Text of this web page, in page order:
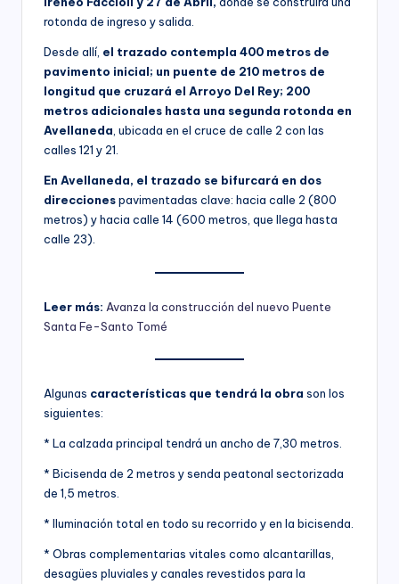
rotonda de ingreso y salida.
Desde allí, el trazado contempla 400 metros de
pavimento inicial; un puente de 210 metros de
longitud que cruzará el Arroyo Del Rey; 200
metros adicionales hasta una segunda rotonda en
Avellaneda, ubicada en el cruce de calle 2 con las
calles 121 y 21.
En Avellaneda, el trazado se bifurcará en dos
direccionespavimentadas clave: hacia calle 2 (800
metros) y hacia calle 14 (600 metros, que llega hasta
calle 23).
Leer más: Avanza la construcción del nuevo Puente
Santa Fe-Santo Tomé
Algunas características que tendrá la obra son los
siguientes:
* La calzada principal tendrá un ancho de 7,30 metros.
* Bicisenda de 2 metros y senda peatonal sectorizada
de 1,5 metros.
* Iluminación total en todo su recorrido y en la bicisenda.
* Obras complementarias vitales como alcantarillas,
desagües pluviales y canales revestidos para la